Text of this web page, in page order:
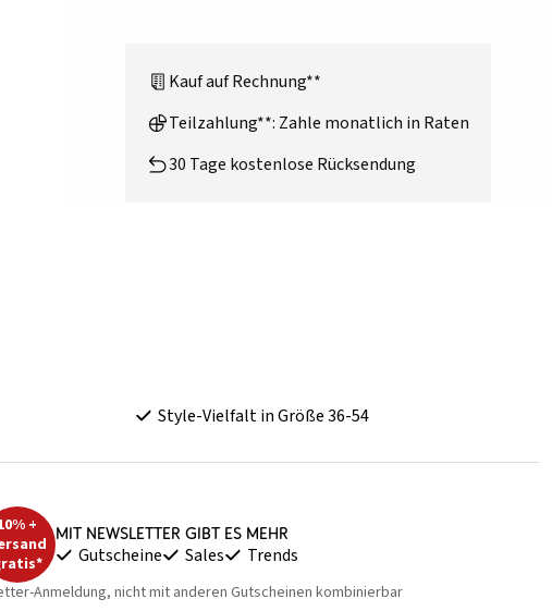
Kauf auf Rechnung**
Teilzahlung**: Zahle monatlich in Raten
30 Tage kostenlose Rücksendung
Style-Vielfalt in Größe 36-54
+
Mit Newsletter gibt es mehr
Gutscheine Sales Trends
Anmeldung, nicht mit anderen Gutscheinen kombinierbar